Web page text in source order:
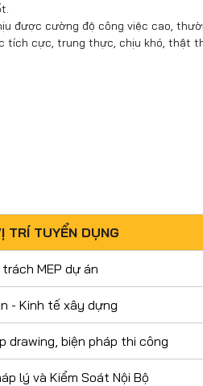
được cường độ công việc cao,
tích cực, trung thực, chịu khó, thật
TRÍ TUYỂN DỤNG
MEP dự án
- Kinh tế xây dựng
drawing, biện pháp thi công
lý và Kiểm Soát Nội Bộ